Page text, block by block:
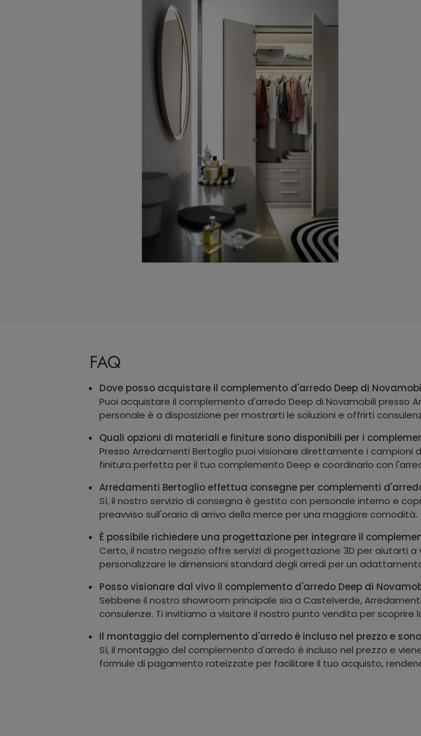
FAQ
Dove posso acquistare il complemento d'arredo Deep di
Puoi acquistare il complemento d'arredo Deep di Novamobili presso
personale è a disposizione per mostrarti le soluzioni e offrirti
Quali opzioni di materiali e finiture sono disponibili per i
Presso Arredamenti Bertoglio puoi visionare direttamente i
finitura perfetta per il tuo complemento Deep e coordinarlo con
Arredamenti Bertoglio effettua consegne per complementi
Sì, il nostro servizio di consegna è gestito con personale interno e
preavviso sull'orario di arrivo della merce per una maggiore comodità.
È possibile richiedere una progettazione per integrare il
Certo, il nostro negozio offre servizi di progettazione 3D per aiutarti
personalizzare le dimensioni standard degli arredi per un
Posso visionare dal vivo il complemento d'arredo Deep di
Sebbene il nostro showroom principale sia a Castelverde,
consulenze. Ti invitiamo a visitare il nostro punto vendita per
Il montaggio del complemento d'arredo è incluso nel prezzo e
Sì, il montaggio del complemento d'arredo è incluso nel prezzo e
formule di pagamento rateizzate per facilitare il tuo acquisto,